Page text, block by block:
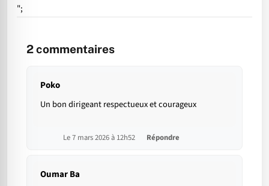
";
2commentaires
Poko
Un bon dirigeant respectueux et courageux
Le 7 mars 2026 à 12h52 Répondre
Oumar Ba